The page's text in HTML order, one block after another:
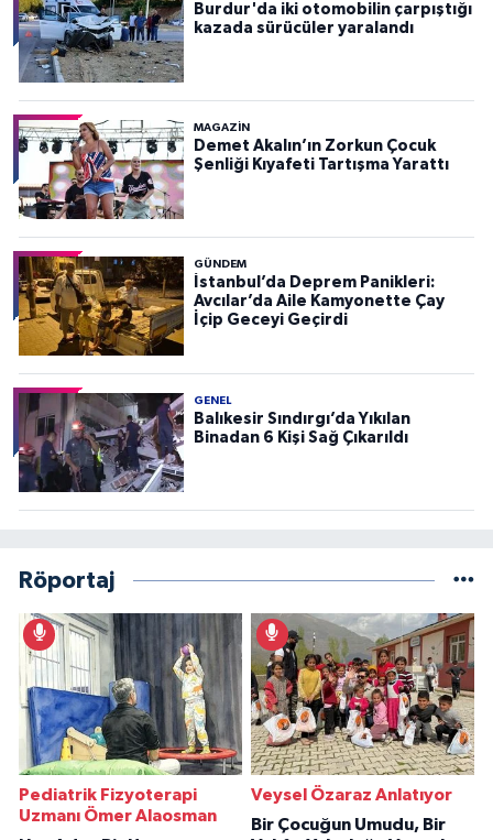
Burdur'da iki otomobilin çarpıştığı
kazada sürücüler yaralandı
MAGAZİN
Demet Akalın’ın Zorkun Çocuk
Şenliği Kıyafeti Tartışma Yarattı
GÜNDEM
İstanbul’da Deprem Panikleri:
Avcılar’da Aile Kamyonette Çay
İçip Geceyi Geçirdi
GENEL
Balıkesir Sındırgı’da Yıkılan
Binadan 6 Kişi Sağ Çıkarıldı
Röportaj
Pediatrik Fizyoterapi
Uzmanı Ömer Alaosman
Veysel Özaraz Anlatıyor
Bir Çocuğun Umudu, Bir